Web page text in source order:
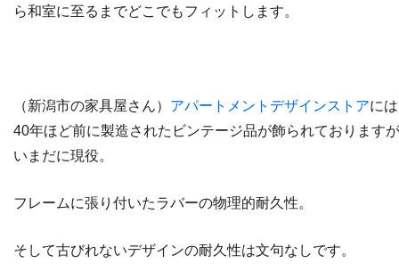
ら和室に至るまでどこでもフィットします。
（新潟市の家具屋さん） アパートメントデザインストアに
40年ほど前に製造されたビンテージ品が飾られております
いまだに現役。
フレームに張り付いたラバーの物理的耐久性。
そして古びれないデザインの耐久性は文句なしです。